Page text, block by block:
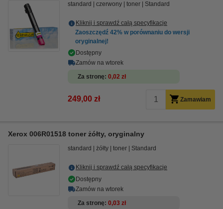
standard czerwony toner Standard
Kliknij i sprawdź całą specyfikacje
Zaoszczędź 42% w porównaniu do wersji
oryginalnej!
Dostępny
Zamów na wtorek
Za stronę 0,02 zł
249,00 zł Zamawiam
Xerox 006R01518 toner żółty, oryginalny
standard żółty toner Standard
Kliknij i sprawdź całą specyfikacje
Dostępny
Zamów na wtorek
Za stronę 0,03 zł